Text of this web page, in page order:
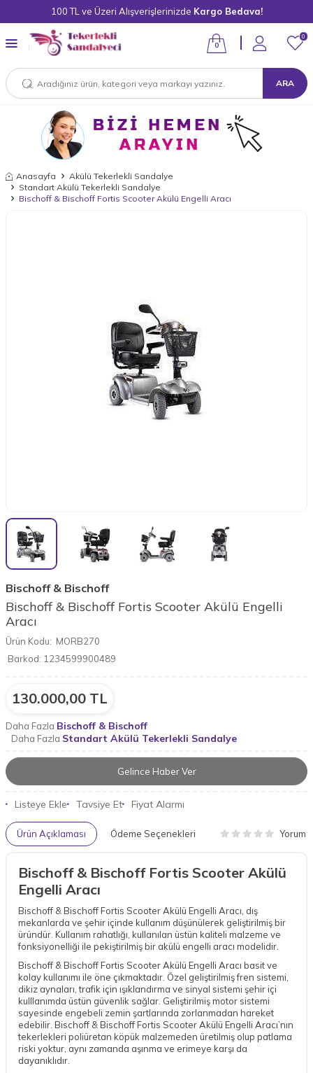
100 TL ve Üzeri Alışverişlerinizde Kargo Bedava!
ARA
0
0
Anasayfa
Akülü Tekerlekli Sandalye
Standart Akülü Tekerlekli Sandalye
Bischoff & Bischoff Fortis Scooter Akülü Engelli Aracı
Bischoff & Bischoff
Bischoff & Bischoff Fortis Scooter Akülü Engelli
Aracı
Ürün Kodu: MORB270
Barkod: 1234599900489
130.000,00 TL
Daha Fazla Bischoff & Bischoff
Daha Fazla Standart Akülü Tekerlekli Sandalye
Gelince Haber Ver
Listeye Ekle Tavsiye Et Fiyat Alarmı
Ürün Açıklaması Ödeme Seçenekleri Yorum
Bischoff & Bischoff Fortis Scooter Akülü
Engelli Aracı
Bischoff & Bischoff Fortis Scooter Akülü Engelli Aracı, dış
mekanlarda ve şehir içinde kullanım düşünülerek geliştirilmiş bir
üründür. Kullanım rahatlığı, kullanılan üstün kaliteli malzeme ve
fonksiyonelliği ile pekiştirilmiş bir akülü engelli aracı modelidir.
Bischoff & Bischoff Fortis Scooter Akülü Engelli Aracı basit ve
kolay kullanımı ile öne çıkmaktadır. Özel geliştirilmiş fren sistemi,
dikiz aynaları, trafik için ışıklandırma ve sinyal sistemi şehir içi
kulllanımda üstün güvenlik sağlar. Geliştirilmiş motor sistemi
sayesinde engebeli zemin şartlarında zorlanmadan hareket
edebilir. Bischoff & Bischoff Fortis Scooter Akülü Engelli Aracı’nın
tekerlekleri poliüretan köpük malzemeden üretilmiş olup patlama
riski yoktur, aynı zamanda aşınma ve erimeye karşı da
dayanıklıdır.